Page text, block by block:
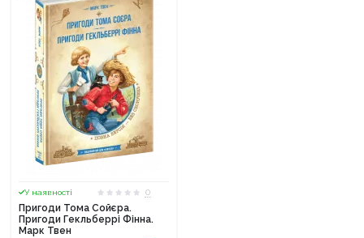
У наявності
0
Пригоди Тома Сойєра.
Пригоди Гекльберрі Фінна.
Марк Твен